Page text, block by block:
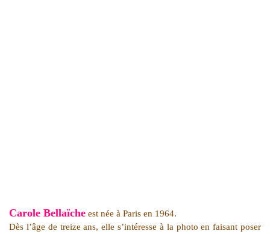
Carole Bellaïche est née à Paris en 1964.
Dès l’âge de treize ans, elle s’intéresse à la photo en faisant poser